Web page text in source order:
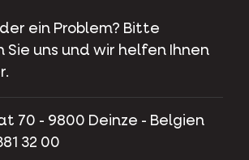
ein Problem? Bitte
Sie uns und wir helfen Ihnen
70 - 9800 Deinze - Belgien
32 00